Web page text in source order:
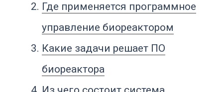
кислородом и газовыми
каскадами
пена и подпитка
Рецепты и режимы
культивирования